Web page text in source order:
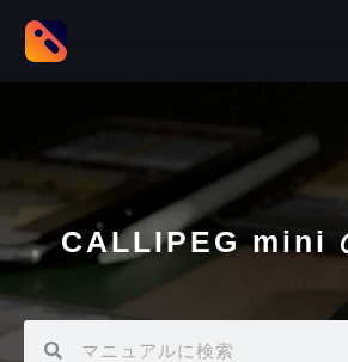
CALLIPEG mini